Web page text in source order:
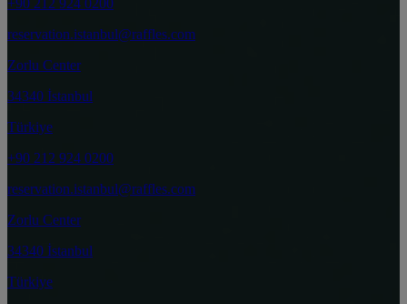
+90 212 924 0200
reservation.istanbul@raffles.com
Zorlu Center
34340 İstanbul
Türkiye
+90 212 924 0200
reservation.istanbul@raffles.com
Zorlu Center
34340 İstanbul
Türkiye